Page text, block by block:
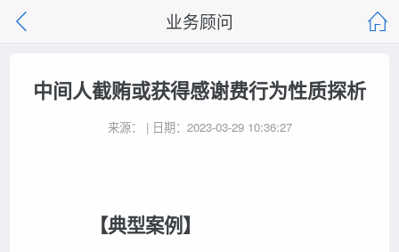
业务顾问
中间人截贿或获得感谢费行为性质探析
来源： | 日期：2023-03-29 10:36:27
【典型案例】